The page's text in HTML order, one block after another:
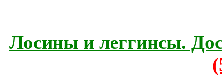
Лосины и леггинсы.